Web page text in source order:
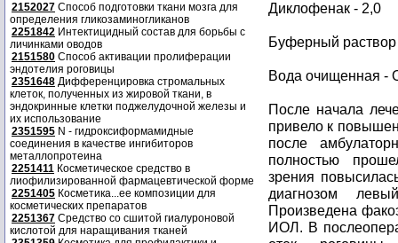
2152027 Способ подготовки ткани мозга для
определения гликозаминогликанов
2251842 Интектицидный состав для борьбы с
личинками оводов
2151580 Способ активации пролиферации
эндотелия роговицы
2351648 Дифференцировка стромальных
клеток, полученных из жировой ткани, в
эндокринные клетки поджелудочной железы и
их использование
2351595 N - гидроксиформамидные
соединения в качестве ингибиторов
металлопротеина
2251411 Косметическое средство в
лиофилизированной фармацевтической форме
2251405 Косметика...ее композиции для
косметических препаратов
2251367 Средство со сшитой гиалуроновой
кислотой для наращивания тканей
Диклофенак - 2,0
Буферный
Вода очищенная -
После начала
привело к
после
полностью
зрения
диагнозом
Произведена
ИОЛ. В